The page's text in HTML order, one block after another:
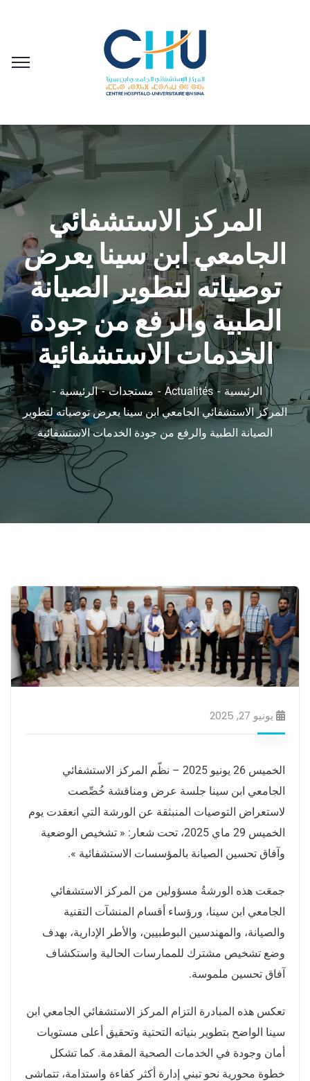
المركز الاستشفائي
الجامعي ابن سينا يعرض
توصياته لتطوير الصيانة
الطبية والرفع من جودة
الخدمات الاستشفائية
الرئيسية Actualités مستجدات
الرئيسية
المركز الاستشفائي الجامعي ابن سينا يعرض توصياته لتطوير
الصيانة الطبية والرفع من جودة الخدمات الاستشفائية
يونيو 27, 2025
الخميس 26 يونيو 2025 – نظّم المركز الاستشفائي
الجامعي ابن سينا جلسة عرض ومناقشة خُصِّصت
لاستعراض التوصيات المنبثقة عن الورشة التي انعقدت يوم
الخميس 29 ماي 2025، تحت شعار: « تشخيص الوضعية
وآفاق تحسين الصيانة بالمؤسسات الاستشفائية ».
جمعَت هذه الورشةُ مسؤولين من المركز الاستشفائي
الجامعي ابن سينا، ورؤساء أقسام المنشآت التقنية
والصيانة، والمهندسين البوطبيين، والأطر الإدارية، بهدف
وضع تشخيص مشترك للممارسات الحالية واستكشاف
آفاق تحسين ملموسة.
تعكس هذه المبادرة التزام المركز الاستشفائي الجامعي ابن
سينا الواضح بتطوير بنياته التحتية وتحقيق أعلى مستويات
أمان وجودة في الخدمات الصحية المقدمة. كما تشكل
خطوة محورية نحو تبني إدارة أكثر كفاءة واستدامة، تتماشى